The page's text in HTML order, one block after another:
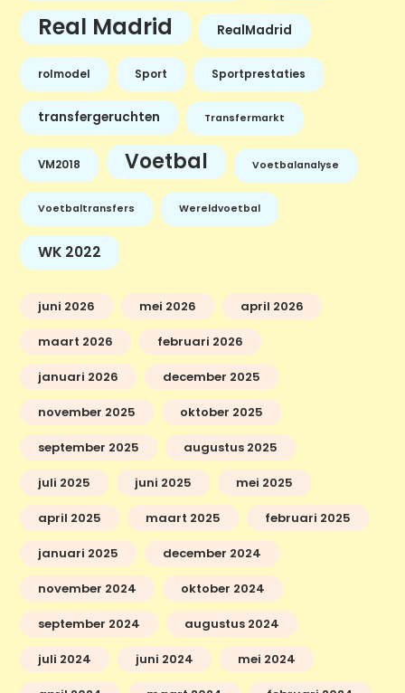
Real Madrid RealMadrid
rolmodel Sport Sportprestaties
transfergeruchten Transfermarkt
VM2018 Voetbal Voetbalanalyse
Voetbaltransfers Wereldvoetbal
WK 2022
juni 2026 mei 2026 april 2026
maart 2026 februari 2026
januari 2026 december 2025
november 2025 oktober 2025
september 2025 augustus 2025
juli 2025 juni 2025 mei 2025
april 2025 maart 2025 februari 2025
januari 2025 december 2024
november 2024 oktober 2024
september 2024 augustus 2024
juli 2024 juni 2024 mei 2024